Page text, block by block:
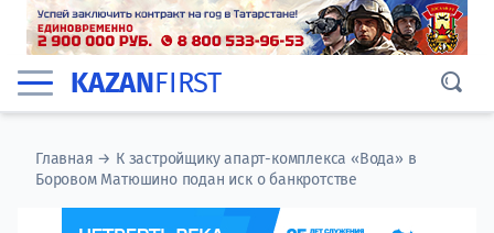
KAZANFIRST
Главная → К застройщику апарт-комплекса «Вода» в
Боровом Матюшино подан иск о банкротстве